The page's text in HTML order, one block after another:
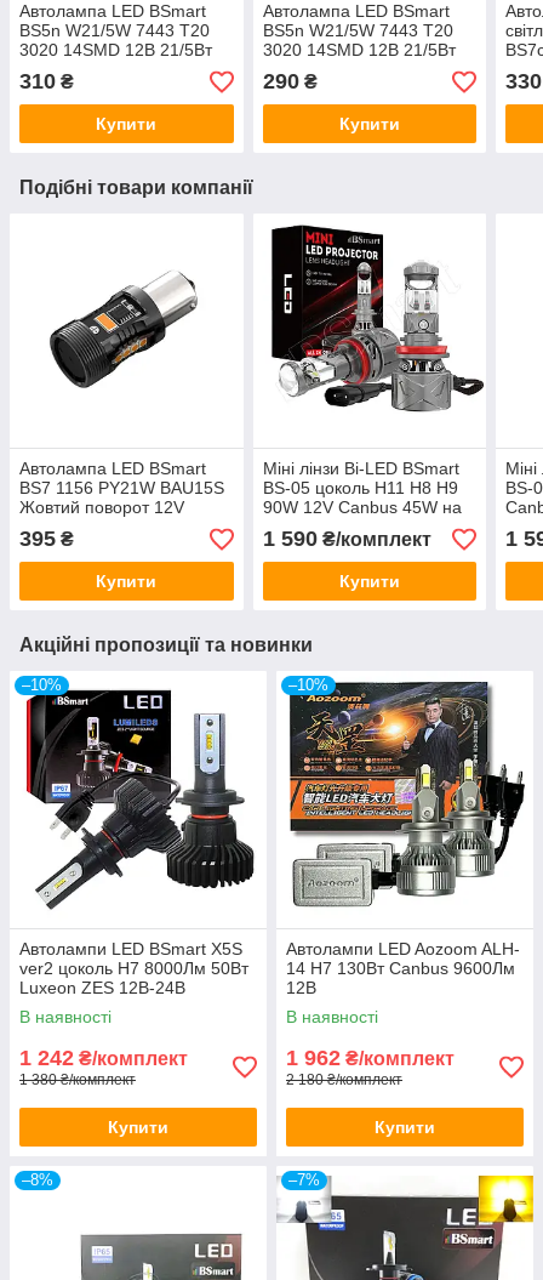
Автолампа LED BSmart
BS5n W21/5W 7443 T20
3020 14SMD 12В 21/5Вт
Canbus Червона
310 ₴
Купити
Автолампа LED BSmart
BS5n W21/5W 7443 T20
3020 14SMD 12В 21/5Вт
Canbus Біла
290₴
Купити
12В
330
Подібні товари компанії
Автолампа LED BSmart
BS7 1156 PY21W BAU15S
Жовтий поворот 12V
395 ₴
Купити
Міні лінзи Bi-LED BSmart
BS-05 цоколь H11 H8 H9
90W 12V Canbus 45W на
1 590₴/комплект
Купити
BS-
1
Акційні пропозиції та новинки
–10%
Автолампи LED BSmart X5S
ver2 цоколь H7 8000Лм 50Вт
Luxeon ZES 12В-24В
В наявності
1 242 ₴/комплект
1 380 ₴/комплект
Купити
–10%
Автолампи LED Aozoom ALH-
14 H7 130Вт Canbus 9600Лм
12В
В наявності
1 962 ₴/комплект
2 180 ₴/комплект
Купити
–8% –7%